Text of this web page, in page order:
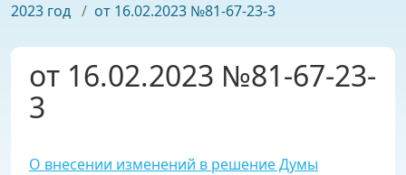
2023 год / от 16.02.2023 №81-67-23-3
от 16.02.2023 №81-67-23-
3
О внесении изменений в решение Думы